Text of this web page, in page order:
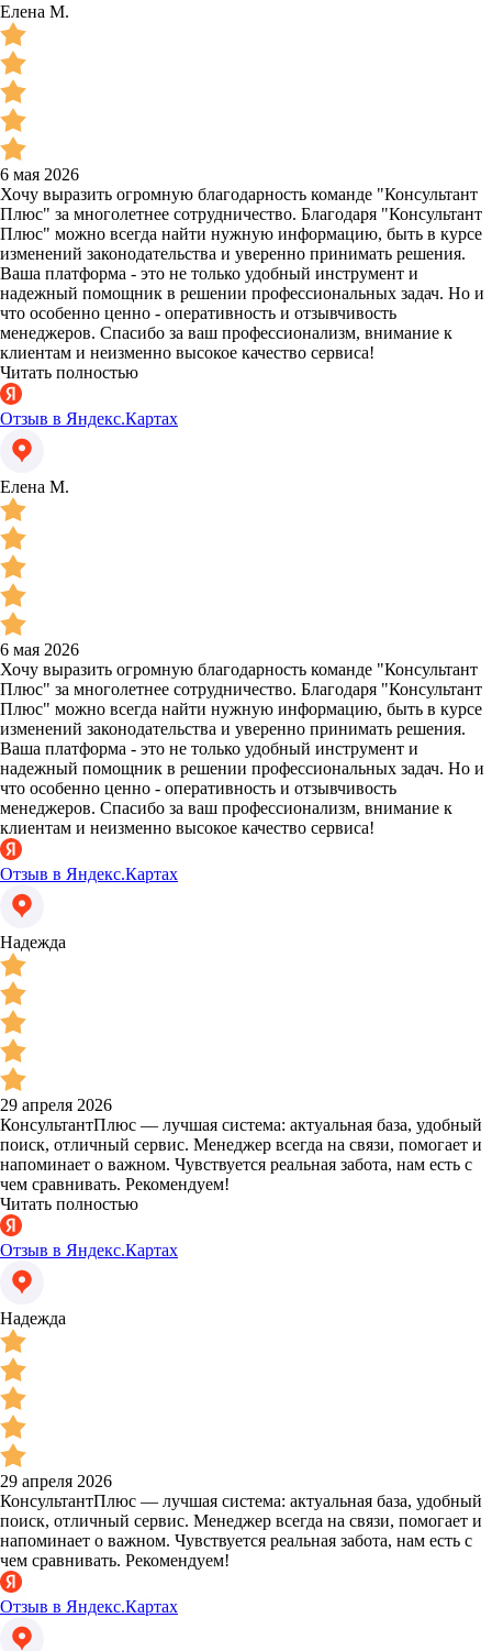
Елена М.
6 мая 2026
Хочу выразить огромную благодарность команде "Консультант
Плюс" за многолетнее сотрудничество. Благодаря "Консультант
Плюс" можно всегда найти нужную информацию, быть в курсе
изменений законодательства и уверенно принимать решения.
Ваша платформа - это не только удобный инструмент и
надежный помощник в решении профессиональных задач. Но и
что особенно ценно - оперативность и отзывчивость
менеджеров. Спасибо за ваш профессионализм, внимание к
клиентам и неизменно высокое качество сервиса!
Читать полностью
Отзыв в Яндекс.Картах
Елена М.
6 мая 2026
Хочу выразить огромную благодарность команде "Консультант
Плюс" за многолетнее сотрудничество. Благодаря "Консультант
Плюс" можно всегда найти нужную информацию, быть в курсе
изменений законодательства и уверенно принимать решения.
Ваша платформа - это не только удобный инструмент и
надежный помощник в решении профессиональных задач. Но и
что особенно ценно - оперативность и отзывчивость
менеджеров. Спасибо за ваш профессионализм, внимание к
клиентам и неизменно высокое качество сервиса!
Отзыв в Яндекс.Картах
Надежда
29 апреля 2026
КонсультантПлюс — лучшая система: актуальная база, удобный
поиск, отличный сервис. Менеджер всегда на связи, помогает и
напоминает о важном. Чувствуется реальная забота, нам есть с
чем сравнивать. Рекомендуем!
Читать полностью
Отзыв в Яндекс.Картах
Надежда
29 апреля 2026
КонсультантПлюс — лучшая система: актуальная база, удобный
поиск, отличный сервис. Менеджер всегда на связи, помогает и
напоминает о важном. Чувствуется реальная забота, нам есть с
чем сравнивать. Рекомендуем!
Отзыв в Яндекс.Картах